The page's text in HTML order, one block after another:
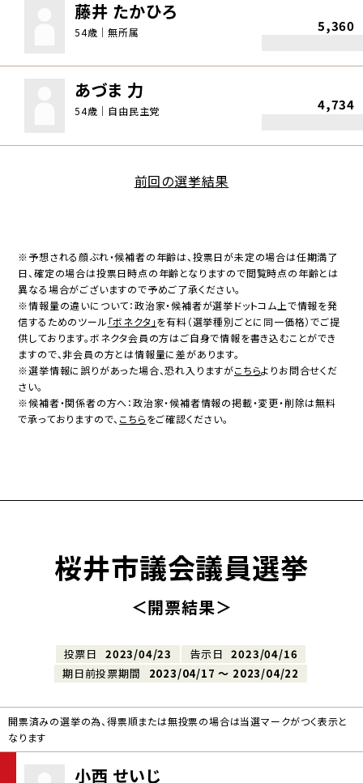
藤井 たかひろ
54歳｜無所属 5,360
あづま 力
54歳｜自由民主党 4,734
前回の選挙結果
※予想される顔ぶれ・候補者の年齢は、投票日が未定の場合は任期満了
日、確定の場合は投票日時点の年齢となりますので閲覧時点の年齢とは
異なる場合がございますので予めご了承ください。
※情報量の違いについて：政治家・候補者が選挙ドットコム上で情報を発
信するためのツール 「ボネクタ」を有料（選挙種別ごとに同一価格）でご提
供しております。ボネクタ会員の方はご自身で情報を書き込むことができ
ますので、非会員の方とは情報量に差があります。
※選挙情報に誤りがあった場合、恐れ入りますがこちらよりお問合せくだ
さい。
※候補者・関係者の方へ：政治家・候補者情報の掲載・変更・削除は無料
で承っておりますので、 こちらをご確認ください。
桜井市議会議員選挙
＜開票結果＞
投票日 2023/04/23 告示日
2023/04/16
期日前投票期間
2023/04/17 〜 2023/04/22
開票済みの選挙の為、得票順または無投票の場合は当選マークがつく表示と
なります
小西 せいじ